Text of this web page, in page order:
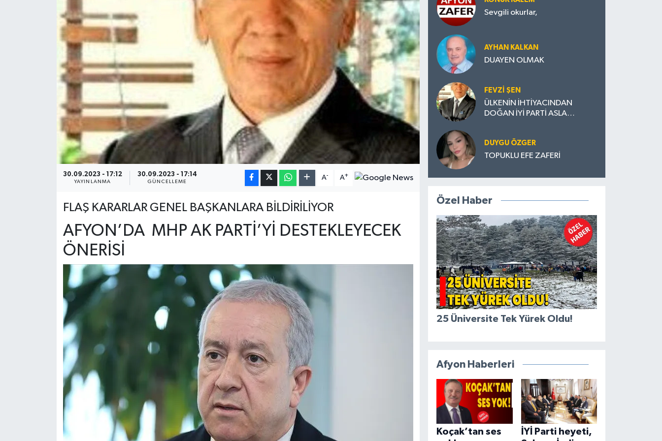
30.09.2023 - 17:12
YAYINLANMA
30.09.2023 - 17:14
GÜNCELLEME
A- A+
FLAŞ KARARLAR GENEL BAŞKANLARA BİLDİRİLİYOR
AFYON’DA MHP AK PARTİ’Yİ DESTEKLEYECEK
ÖNERİSİ
Sevgili okurlar,
AYHAN KALKAN
DUAYEN OLMAK
FEVZI ŞEN
ÜLKENİN İHTİYACINDAN
DOĞAN İYİ PARTİ ASLA
DUYGU ÖZGER
TOPUKLU EFE ZAFERİ
Özel Haber
25 Üniversite Tek Yürek Oldu!
Afyon Haberleri
Koçak’tan ses
İYİ Parti heyeti,